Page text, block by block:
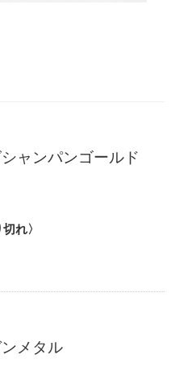
ャンパンゴールド
切れ〉
メタル